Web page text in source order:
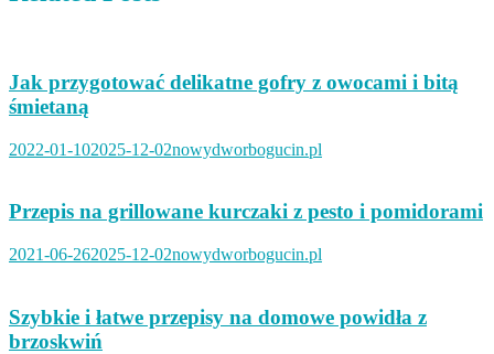
Jak przygotować delikatne gofry z owocami i bitą
śmietaną
2022-01-102025-12-02nowydworbogucin.pl
Przepis na grillowane kurczaki z pesto i pomidorami
2021-06-262025-12-02nowydworbogucin.pl
Szybkie i łatwe przepisy na domowe powidła z
brzoskwiń